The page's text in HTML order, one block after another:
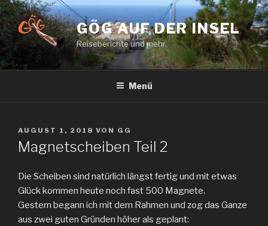
Zum
Inhalt
springen
GÖG AUF DER INSEL
Reiseberichte und mehr.
Menü
VERÖFFENTLICHT
AM
AUGUST 1, 2018 VON GG
Magnetscheiben Teil 2
Die Scheiben sind natürlich längst fertig und mit etwas
Glück kommen heute noch fast 500 Magnete.
Gestern begann ich mit dem Rahmen und zog das Ganze
aus zwei guten Gründen höher als geplant: